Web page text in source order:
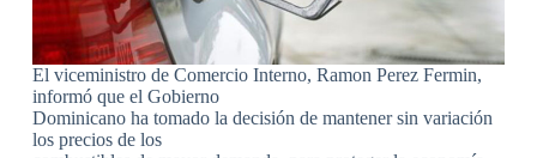
El viceministro de Comercio Interno, Ramon Perez Fermin,
informó que el Gobierno
Dominicano ha tomado la decisión de mantener sin variación
los precios de los